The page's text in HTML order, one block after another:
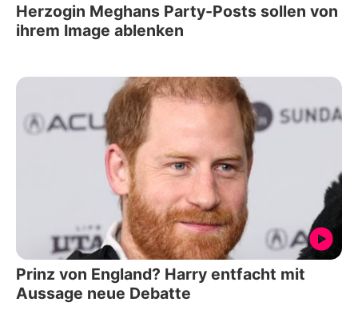
Herzogin Meghans Party-Posts sollen von
ihrem Image ablenken
Prinz von England? Harry entfacht mit
Aussage neue Debatte